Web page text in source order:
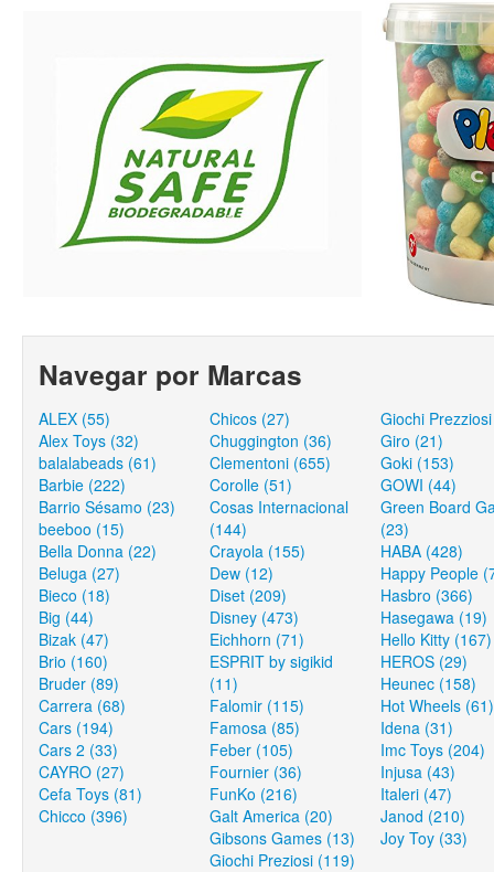
Navegar por Marcas
ALEX (55)
Alex Toys (32)
balalabeads (61)
Barbie (222)
Barrio Sésamo (23)
beeboo (15)
Bella Donna (22)
Beluga (27)
Bieco (18)
Big (44)
Bizak (47)
Brio (160)
Bruder (89)
Carrera (68)
Cars (194)
Cars 2 (33)
CAYRO (27)
Cefa Toys (81)
Chicco (396)
Chicos (27)
Chuggington (36)
Clementoni (655)
Corolle (51)
Cosas Internacional
(144)
Crayola (155)
Dew (12)
Diset (209)
Disney (473)
Eichhorn (71)
ESPRIT by sigikid
(11)
Falomir (115)
Famosa (85)
Feber (105)
Fournier (36)
FunKo (216)
Galt America (20)
Gibsons Games (13)
Giochi Preziosi (119)
Giochi
Giro (21)
Goki (153)
GOWI (44)
Green Board
(23)
HABA (428)
Happy People
Hasbro (366)
Hasegawa (19)
Hello Kitty (167)
HEROS (29)
Heunec (158)
Hot Wheels (61)
Idena (31)
Imc Toys (204)
Injusa (43)
Italeri (47)
Janod (210)
Joy Toy (33)